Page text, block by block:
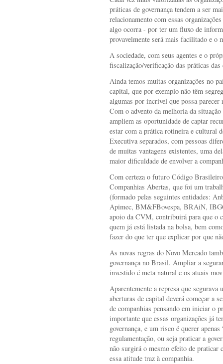
práticas de governança tendem a ser
relacionamento com essas
algo ocorra - por ter um fluxo de
provavelmente será mais facilitado e o
A sociedade, com seus agentes e o
fiscalização/verificação das práticas das
Ainda temos muitas organizações no
capital, que por exemplo não têm
algumas por incrível que possa
Com o advento da melhoria da
ampliem as oportunidade de captar
estar com a prática rotineira e cultural
Executiva separados, com pessoas
de muitas vantagens existentes, uma
maior dificuldade de envolver a
Com certeza o futuro Código
Companhias Abertas, que foi um
(formado pelas seguintes entidades:
Apimec, BM&FBovespa, BRAiN,
apoio da CVM, contribuirá para que o
quem já está listada na bolsa, bem
fazer do que ter que explicar por que
As novas regras do Novo Mercado
governança no Brasil. Ampliar a
investido é meta natural e os atuais
Aparentemente a represa que
aberturas de capital deverá começar a
de companhias pensando em iniciar o
importante que essas organizações já
governança, e um risco é querer
regulamentação, ou seja praticar a
não surgirá o mesmo efeito de praticar
essa atitude traz à companhia.